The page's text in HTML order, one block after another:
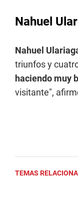
Nahuel
Nahuel
triunfos y
haciendo muy
visitante",
TEMAS